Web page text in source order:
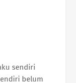
sendiri
belum